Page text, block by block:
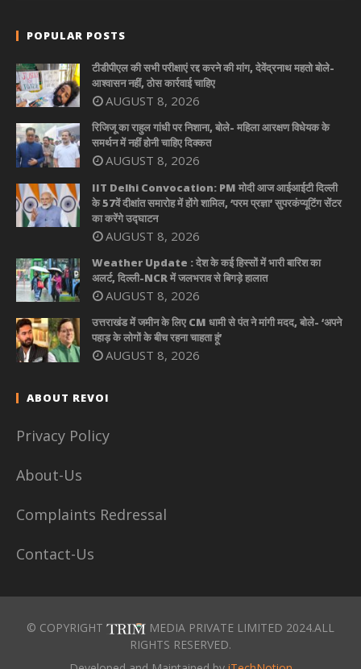
POPULAR POSTS
टीडीपीएल की सभी परीक्षाएं रद्द करने की मांग, देवेंद्रनाथ महतो बोले-
आश्वासन नहीं, ठोस कार्रवाई चाहिए
AUGUST 8, 2026
रिजिजू का राहुल गांधी पर निशाना, बोले- महिला आरक्षण विधेयक के
समर्थन में नहीं होनी चाहिए दिक्कत
AUGUST 8, 2026
IIT Delhi Convocation: PM मोदी आज आईआईटी दिल्ली
के 57वें दीक्षांत समारोह में होंगे शामिल, ‘परम प्रज्ञा’ सुपरकंप्यूटिंग सेंटर
का करेंगे उद्घाटन
AUGUST 8, 2026
Weather Update : देश के कई हिस्सों में भारी बारिश का
अलर्ट, दिल्ली-NCR में जलभराव से बिगड़े हालात
AUGUST 8, 2026
उत्तराखंड में जमीन के लिए CM धामी से पंत ने मांगी मदद, बोले- ‘अपने
पहाड़ के लोगों के बीच रहना चाहता हूं’
AUGUST 8, 2026
ABOUT REVOI
Privacy Policy
About-Us
Complaints Redressal
Contact-Us
© COPYRIGHT
MEDIA PRIVATE LIMITED 2024.ALL
RIGHTS RESERVED.